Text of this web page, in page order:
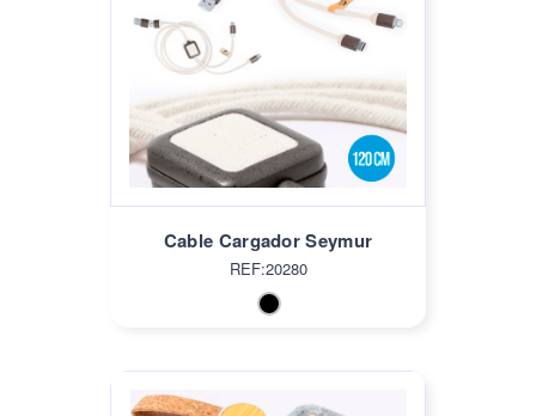
Cable Cargador Seymur
REF:20280